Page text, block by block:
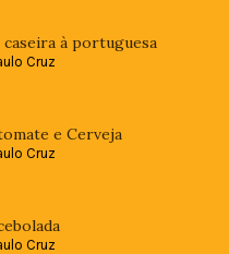
à portuguesa
Cruz
e Cerveja
Cruz
Cruz